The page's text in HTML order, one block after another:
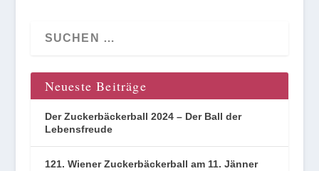
Neueste Beiträge
Der Zuckerbäckerball 2024 – Der Ball der
Lebensfreude
121. Wiener Zuckerbäckerball am 11. Jänner